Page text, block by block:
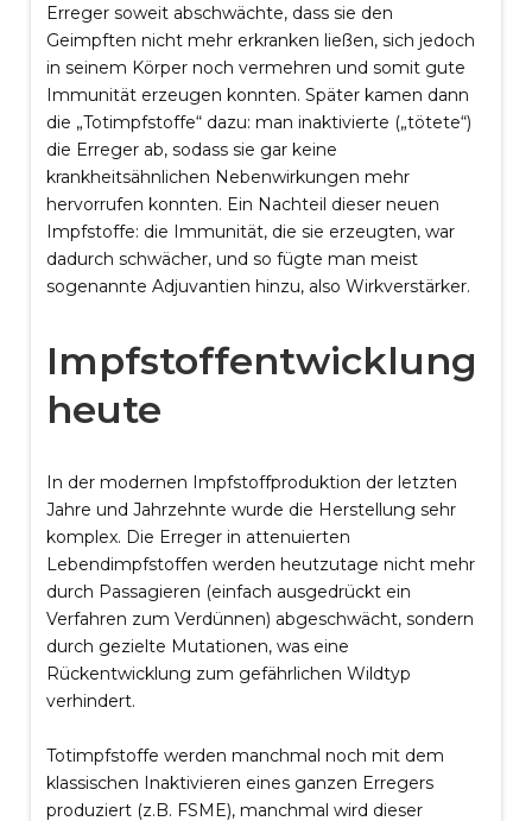
Erreger soweit abschwächte, dass sie den
Geimpften nicht mehr erkranken ließen, sich jedoch
in seinem Körper noch vermehren und somit gute
Immunität erzeugen konnten. Später kamen dann
die „Totimpfstoffe“ dazu: man inaktivierte („tötete“)
die Erreger ab, sodass sie gar keine
krankheitsähnlichen Nebenwirkungen mehr
hervorrufen konnten. Ein Nachteil dieser neuen
Impfstoffe: die Immunität, die sie erzeugten, war
dadurch schwächer, und so fügte man meist
sogenannte Adjuvantien hinzu, also Wirkverstärker.
Impfstoffentwicklung
heute
In der modernen Impfstoffproduktion der letzten
Jahre und Jahrzehnte wurde die Herstellung sehr
komplex. Die Erreger in attenuierten
Lebendimpfstoffen werden heutzutage nicht mehr
durch Passagieren (einfach ausgedrückt ein
Verfahren zum Verdünnen) abgeschwächt, sondern
durch gezielte Mutationen, was eine
Rückentwicklung zum gefährlichen Wildtyp
verhindert.
Totimpfstoffe werden manchmal noch mit dem
klassischen Inaktivieren eines ganzen Erregers
produziert (z.B. FSME), manchmal wird dieser